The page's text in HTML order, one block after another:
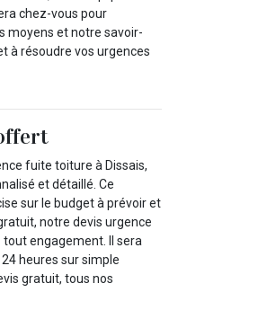
chez-vous pour
moyens et notre savoir-
à résoudre vos urgences
fuite toiture à Dissais,
et détaillé. Ce
sur le budget à prévoir et
notre devis urgence
engagement. Il sera
heures sur simple
gratuit, tous nos